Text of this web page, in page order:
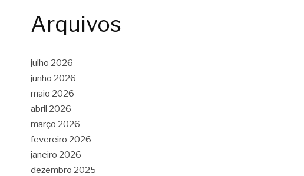
Arquivos
julho 2026
junho 2026
maio 2026
abril 2026
março 2026
fevereiro 2026
janeiro 2026
dezembro 2025